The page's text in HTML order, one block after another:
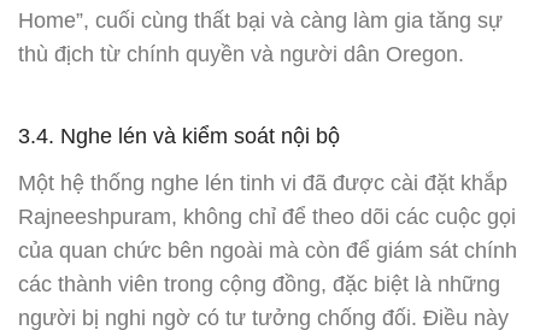
Home”, cuối cùng thất bại và càng làm gia tăng sự
thù địch từ chính quyền và người dân Oregon.
3.4. Nghe lén và kiểm soát nội bộ
Một hệ thống nghe lén tinh vi đã được cài đặt khắp
Rajneeshpuram, không chỉ để theo dõi các cuộc gọi
của quan chức bên ngoài mà còn để giám sát chính
các thành viên trong cộng đồng, đặc biệt là những
người bị nghi ngờ có tư tưởng chống đối. Điều này